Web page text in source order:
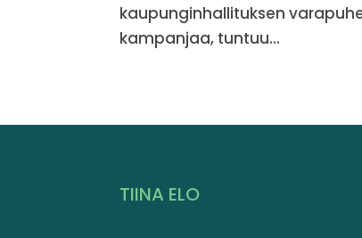
kaupunginhallituksen
kampanjaa, tuntuu...
TIINA ELO